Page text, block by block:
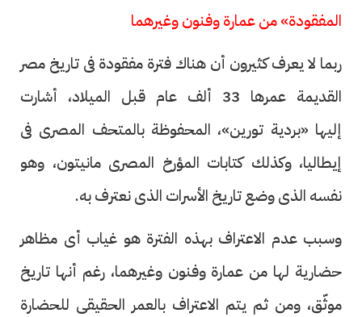
المفقودة» من عمارة وفنون وغيرهما
ربما لا يعرف كثيرون أن هناك فترة مفقودة فى تاريخ مصر
القديمة عمرها 33 ألف عام قبل الميلاد، أشارت
إليها «بردية تورين»، المحفوظة بالمتحف المصرى فى
إيطاليا، وكذلك كتابات المؤرخ المصرى مانيتون، وهو
نفسه الذى وضع تاريخ الأسرات الذى نعترف به.
وسبب عدم الاعتراف بهذه الفترة هو غياب أى مظاهر
حضارية لها من عمارة وفنون وغيرهما، رغم أنها تاريخ
موثّق، ومن ثم يتم الاعتراف بالعمر الحقيقى للحضارة